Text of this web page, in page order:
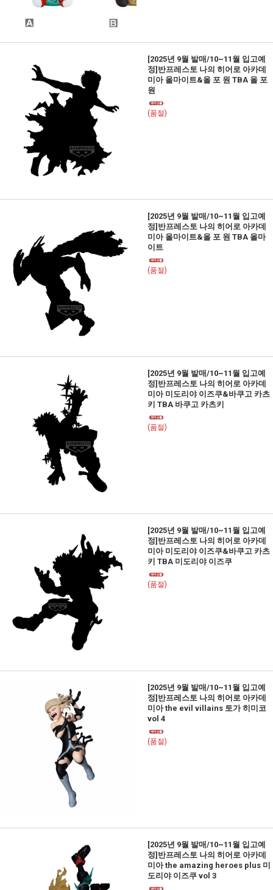
[2025년 9월 발매/10~11월 입고예
정]반프레스토 나의 히어로 아카데
미아 올마이트&올 포 원 TBA 올 포
원
(품절)
[2025년 9월 발매/10~11월 입고예
정]반프레스토 나의 히어로 아카데
미아 올마이트&올 포 원 TBA 올마
이트
(품절)
[2025년 9월 발매/10~11월 입고예
정]반프레스토 나의 히어로 아카데
미아 미도리야 이즈쿠&바쿠고 카츠
키 TBA 바쿠고 카츠키
(품절)
[2025년 9월 발매/10~11월 입고예
정]반프레스토 나의 히어로 아카데
미아 미도리야 이즈쿠&바쿠고 카츠
키 TBA 미도리야 이즈쿠
(품절)
[2025년 9월 발매/10~11월 입고예
정]반프레스토 나의 히어로 아카데
미아 the evil villains 토가 히미코
vol 4
(품절)
[2025년 9월 발매/10~11월 입고예
정]반프레스토 나의 히어로 아카데
미아 the amazing heroes plus 미
도리야 이즈쿠 vol 3